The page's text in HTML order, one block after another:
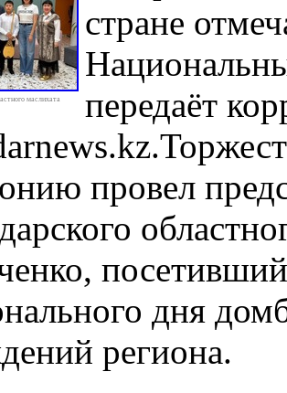
маслихата
стране
передаёт
провел
дня
региона.